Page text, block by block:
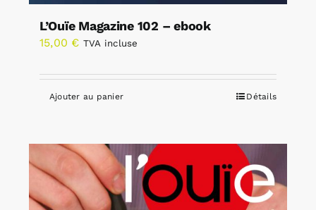
L’Ouïe Magazine 102 – ebook
15,00 € TVA incluse
Ajouter au panier Détails